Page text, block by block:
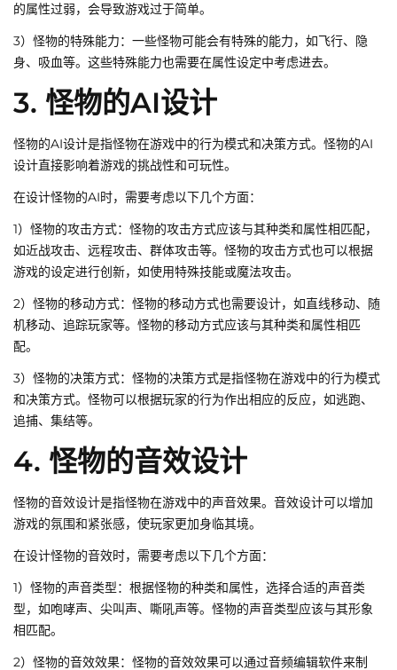
的属性过弱，会导致游戏过于简单。
3）怪物的特殊能力：一些怪物可能会有特殊的能力，如飞行、隐
身、吸血等。这些特殊能力也需要在属性设定中考虑进去。
3. 怪物的AI设计
怪物的AI设计是指怪物在游戏中的行为模式和决策方式。怪物的AI
设计直接影响着游戏的挑战性和可玩性。
在设计怪物的AI时，需要考虑以下几个方面：
1）怪物的攻击方式：怪物的攻击方式应该与其种类和属性相匹配，
如近战攻击、远程攻击、群体攻击等。怪物的攻击方式也可以根据
游戏的设定进行创新，如使用特殊技能或魔法攻击。
2）怪物的移动方式：怪物的移动方式也需要设计，如直线移动、随
机移动、追踪玩家等。怪物的移动方式应该与其种类和属性相匹
配。
3）怪物的决策方式：怪物的决策方式是指怪物在游戏中的行为模式
和决策方式。怪物可以根据玩家的行为作出相应的反应，如逃跑、
追捕、集结等。
4. 怪物的音效设计
怪物的音效设计是指怪物在游戏中的声音效果。音效设计可以增加
游戏的氛围和紧张感，使玩家更加身临其境。
在设计怪物的音效时，需要考虑以下几个方面：
1）怪物的声音类型：根据怪物的种类和属性，选择合适的声音类
型，如咆哮声、尖叫声、嘶吼声等。怪物的声音类型应该与其形象
相匹配。
2）怪物的音效效果：怪物的音效效果可以通过音频编辑软件来制